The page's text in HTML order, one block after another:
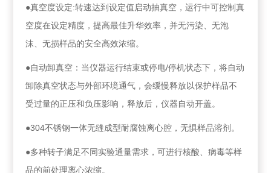
●真空度设定:转速达到设定值启动抽真空，运行中可控制真
空度在设定精度，提高最佳升华效率，并无污染、无泡
沫、无损样品的安全高效浓缩。
●自动卸真空：当仪器运行结束或停电/停机状态下，将自动
卸除真空状态与外部环境通气，会缓慢释放以保护样品不
受过量的正压和负压影响，释放后，仪器自动开盖。
●304不锈钢一体无缝成型耐腐蚀离心腔，无惧样品溶剂。
●多种转子满足不同实验通量需求，可进行核酸、病毒等样
品的前处理离心浓缩。